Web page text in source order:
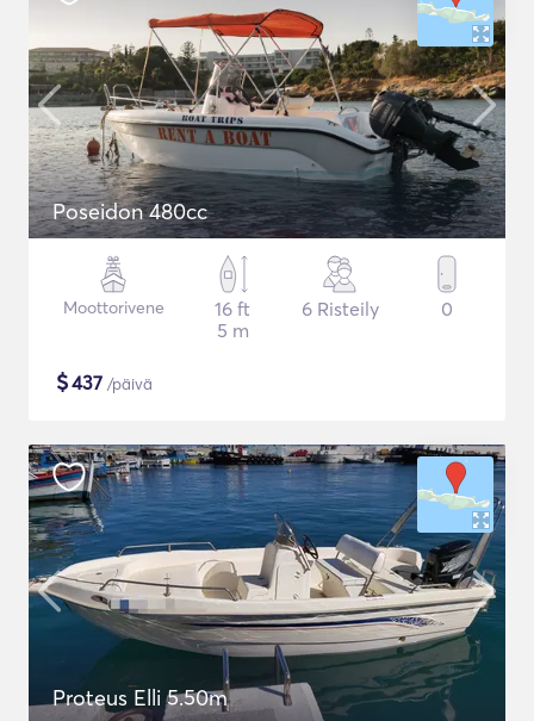
Poseidon 480cc
Moottorivene
16 ft
5 m
6 Risteily 0
$437 /päivä
Proteus Elli 5.50m